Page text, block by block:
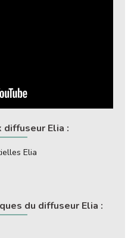
diffuseur Elia :
Elia
du diffuseur Elia :